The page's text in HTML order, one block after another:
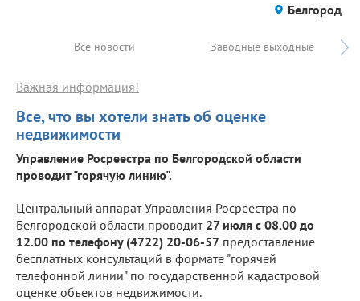
Белгород
Все новости Заводные выходные
Все, что вы хотели знать об оценке
недвижимости
Важная информация!
Управление Росреестра по Белгородской области
проводит "горячую линию".
Центральный аппарат Управления Росреестра по
Белгородской области проводит27 июля с 08.00 до
12.00 по телефону (4722) 20-06-57 предоставление
бесплатных консультаций в формате "горячей
телефонной линии" по государственной кадастровой
оценке объектов недвижимости.